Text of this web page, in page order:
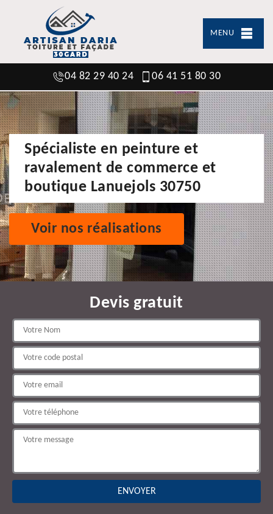
MENU
04 82 29 40 24 06 41 51 80 30
Spécialiste en peinture et
ravalement de commerce et
boutique Lanuejols 30750
Voir nos réalisations
Devis gratuit